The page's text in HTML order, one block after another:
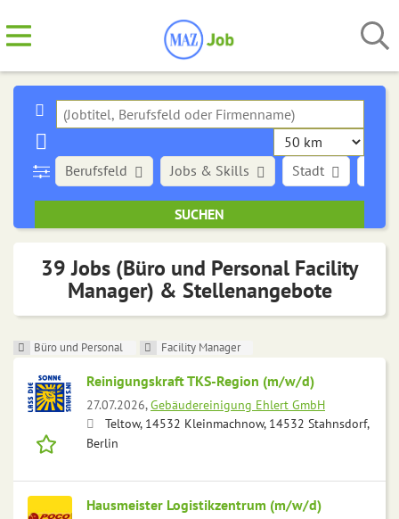
Stadt
Berufsfeld Jobs & Skills
39 Jobs (Büro und Personal Facility
Manager) & Stellenangebote
Büro und Personal Facility Manager
Reinigungskraft TKS-Region (m/w/d)
27.07.2026,Gebäudereinigung Ehlert GmbH
Teltow, 14532 Kleinmachnow, 14532 Stahnsdorf,
Berlin
Hausmeister Logistikzentrum (m/w/d)